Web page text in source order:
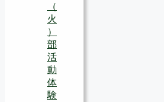
（
火
）
部
活
動
体
験